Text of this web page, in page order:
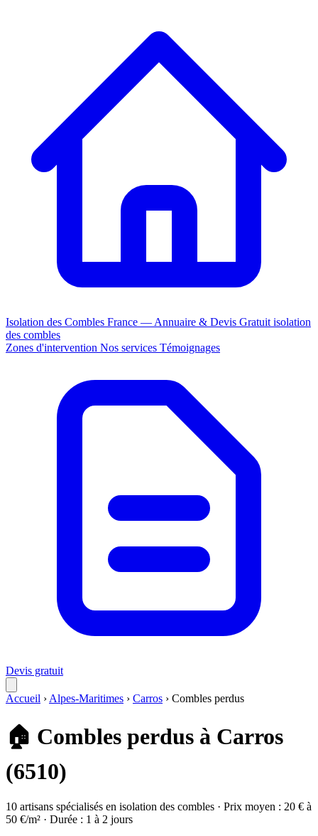
Isolation des Combles France — Annuaire & Devis Gratuit isolation
des combles
Zones d'intervention Nos services Témoignages
Devis gratuit
Accueil › Alpes-Maritimes › Carros › Combles perdus
🏠 Combles perdus à Carros
(6510)
10 artisans spécialisés en isolation des combles · Prix moyen : 20 € à
50 €/m² · Durée : 1 à 2 jours